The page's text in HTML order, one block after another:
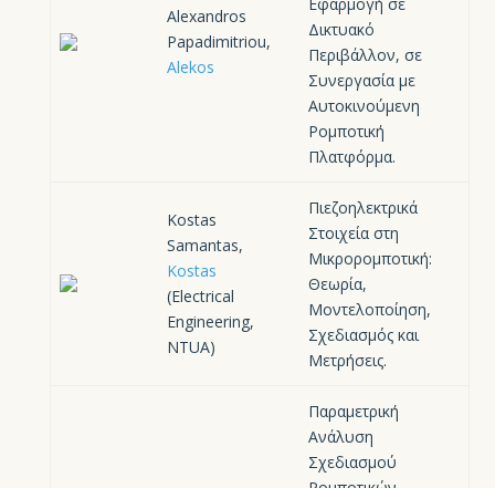
Alexandros
Papadimitriou,
Alekos
Δικτυακό
Περιβάλλον, σε
Συνεργασία με
Αυτοκινούμενη
Ρομποτική
Πλατφόρμα.
Kostas
Samantas,
Kostas
(Electrical
Engineering,
NTUA)
Πιεζοηλεκτρικά
Στοιχεία στη
Μικρορομποτική:
Θεωρία,
Μοντελοποίηση,
Σχεδιασμός και
Μετρήσεις.
Παραμετρική
Ανάλυση
Σχεδιασμού